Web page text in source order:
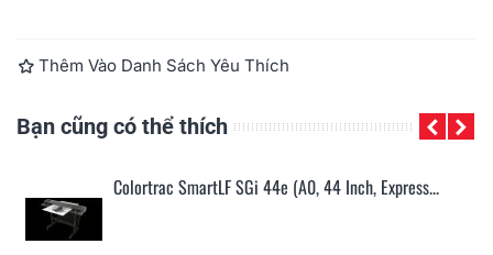
Tốc độ scan:1-bit mono/8-bit greyscale (inch/giây)
@200dpi:
Không
Kết nối:SuperSpeed USB 3.0;
: 12 tháng
Thêm Vào Danh Sách Yêu Thích
Bạn cũng có thể thích
Colortrac SmartLF SGi 44e (A0, 44 Inch, Express...